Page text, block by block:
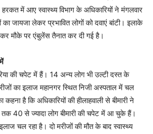
में आए स्वास्थ्य विभाग के अधिकारियों ने मंगलवार
का जायजा लेकर प्रभावित लोगों को दवाएं बांटी। इलाके
मौके पर एंबुलेंस तैनात कर दी गई है।
की चपेट में हैं। 14 अन्य लोग भी उल्टी दस्त के
का इलाज महानगर स्थित निजी अस्पताल में चल
कहना है कि अधिकारियों की हीलाहवाली से बीमारी ने
40 से ज्यादा लोग बीमारी की चपेट में आ चुके हैं।
चल रहा है। दो मरीजों की मौत के बाद स्वास्थ्य